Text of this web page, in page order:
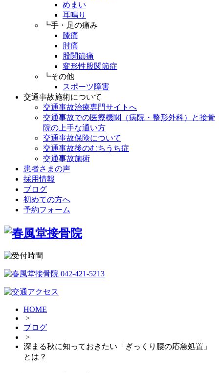
めまい
耳鳴り
┗手・足の痛み
膝痛
肘痛
股関節痛
変形性股関節症
┗その他
スポーツ障害
交通事故施術について
交通事故治療専門サイトへ
交通事故での医療機関（病院・整形外科）と接骨
院の上手な通い方
交通事故保険について
交通事故後のむちうち症
交通事故施術
患者さまの声
採用情報
ブログ
初めての方へ
予約フォーム
HOME
>
ブログ
>
深まる秋に知っておきたい「ぎっくり腰の応急処置」
とは？